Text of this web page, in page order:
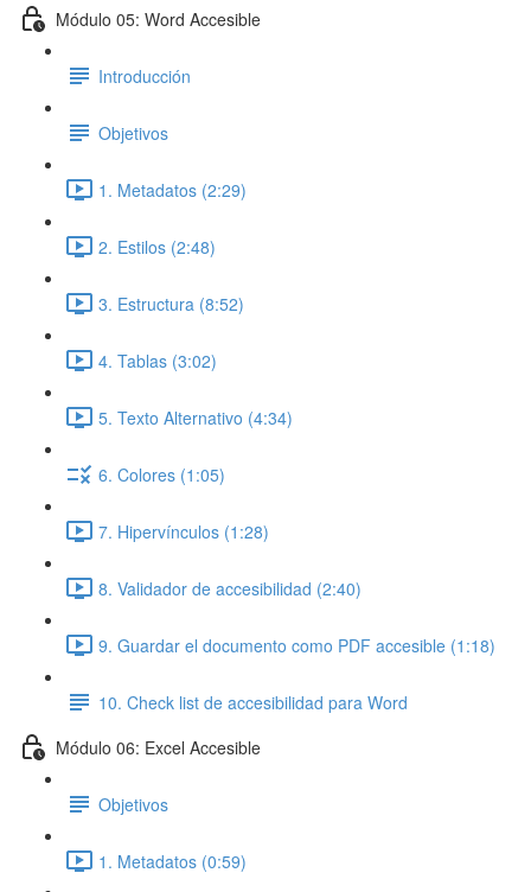
Módulo 05: Word Accesible
Introducción
Objetivos
1. Metadatos (2:29)
2. Estilos (2:48)
3. Estructura (8:52)
4. Tablas (3:02)
5. Texto Alternativo (4:34)
6. Colores (1:05)
7. Hipervínculos (1:28)
8. Validador de accesibilidad (2:40)
9. Guardar el documento como PDF accesible (1:18)
10. Check list de accesibilidad para Word
Módulo 06: Excel Accesible
Objetivos
1. Metadatos (0:59)